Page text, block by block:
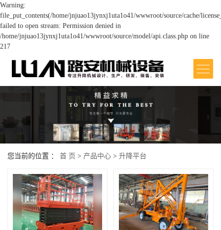
Warning:
file_put_contents(/home/jnjuao13jynxj1uta1o41/wwwroot/source/cache/
failed to open stream: Permission denied in
/home/jnjuao13jynxj1uta1o41/wwwroot/source/model/api.class.php on line
217
关于我们
>
新闻中心 >
联系我们 >
您当前的位置 ： 首 页 > 产品中心 > 升降平台